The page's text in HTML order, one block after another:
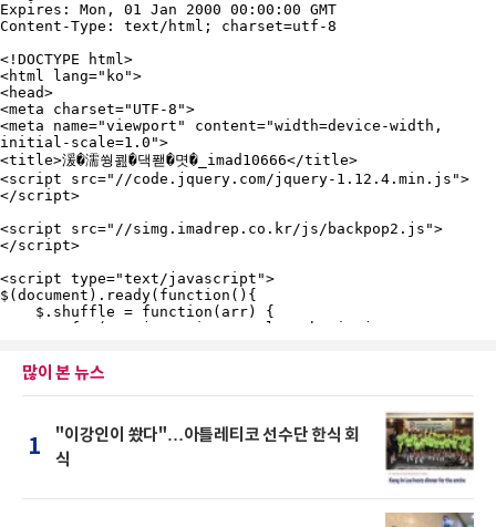
많이 본 뉴스
1
"이강인이 쐈다"…아틀레티코 선수단 한식 회
식